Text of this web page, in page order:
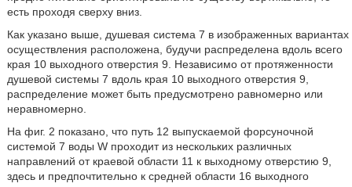
есть проходя сверху вниз.
Как указано выше, душевая система 7 в изображенных вариантах
осуществления расположена, будучи распределена вдоль всего
края 10 выходного отверстия 9. Независимо от протяженности
душевой системы 7 вдоль края 10 выходного отверстия 9,
распределение может быть предусмотрено равномерно или
неравномерно.
На фиг. 2 показано, что путь 12 выпускаемой форсуночной
системой 7 воды W проходит из нескольких различных
направлений от краевой области 11 к выходному отверстию 9,
здесь и предпочтительно к средней области 16 выходного